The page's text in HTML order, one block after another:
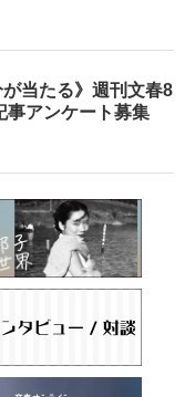
が当たる》週刊文春8
事アンケート募集